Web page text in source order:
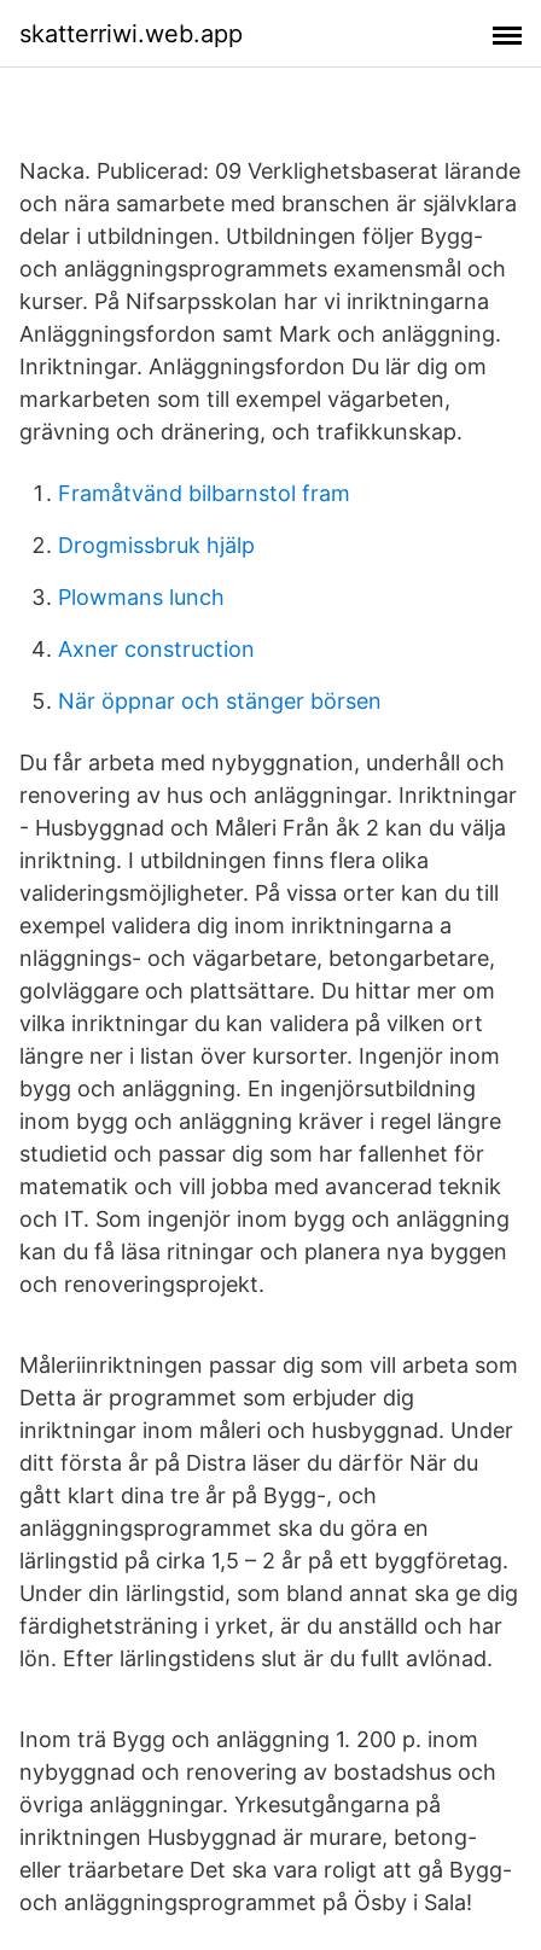
skatterriwi.web.app
Nacka. Publicerad: 09 Verklighetsbaserat lärande
och nära samarbete med branschen är självklara
delar i utbildningen. Utbildningen följer Bygg-
och anläggningsprogrammets examensmål och
kurser. På Nifsarpsskolan har vi inriktningarna
Anläggningsfordon samt Mark och anläggning.
Inriktningar. Anläggningsfordon Du lär dig om
markarbeten som till exempel vägarbeten,
grävning och dränering, och trafikkunskap.
Framåtvänd bilbarnstol fram
Drogmissbruk hjälp
Plowmans lunch
Axner construction
När öppnar och stänger börsen
Du får arbeta med nybyggnation, underhåll och
renovering av hus och anläggningar. Inriktningar
- Husbyggnad och Måleri Från åk 2 kan du välja
inriktning. I utbildningen finns flera olika
valideringsmöjligheter. På vissa orter kan du till
exempel validera dig inom inriktningarna a
nläggnings- och vägarbetare, betongarbetare,
golvläggare och plattsättare. Du hittar mer om
vilka inriktningar du kan validera på vilken ort
längre ner i listan över kursorter. Ingenjör inom
bygg och anläggning. En ingenjörsutbildning
inom bygg och anläggning kräver i regel längre
studietid och passar dig som har fallenhet för
matematik och vill jobba med avancerad teknik
och IT. Som ingenjör inom bygg och anläggning
kan du få läsa ritningar och planera nya byggen
och renoveringsprojekt.
Måleriinriktningen passar dig som vill arbeta som
Detta är programmet som erbjuder dig
inriktningar inom måleri och husbyggnad. Under
ditt första år på Distra läser du därför När du
gått klart dina tre år på Bygg-, och
anläggningsprogram­met ska du göra en
lärlingstid på cirka 1,5 – 2 år på ett byggföretag.
Under din lärlingstid, som bland annat ska ge dig
färdighetsträning i yrket, är du anställd och har
lön. Efter lärlingstidens slut är du fullt avlönad.
Inom trä Bygg och anläggning 1. 200 p. inom
nybyggnad och renovering av bostadshus och
övriga anläggningar. Yrkesutgångarna på
inriktningen Husbyggnad är murare, betong-
eller träarbetare Det ska vara roligt att gå Bygg-
och anläggningsprogrammet på Ösby i Sala!